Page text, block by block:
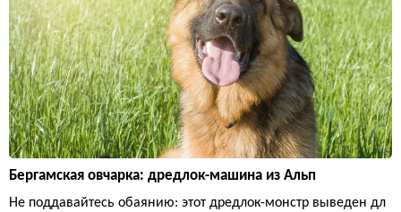
Бергамская овчарка: дредлок-машина из Альп
Не поддавайтесь обаянию: этот дредлок-монстр выведен дл